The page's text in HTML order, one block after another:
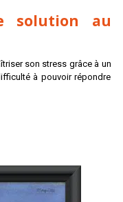
solution au
son stress grâce à un
à pouvoir répondre